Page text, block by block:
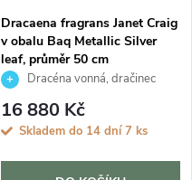
Dracaena fragrans Janet Craig
v obalu Baq Metallic Silver
leaf, průměr 50 cm
Dracéna vonná, dračinec
16 880 Kč
Skladem do 14 dní7 ks